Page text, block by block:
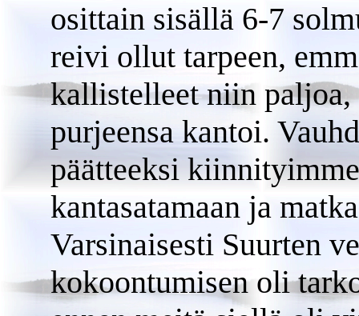
osittain sisällä 6-7
reivi ollut tarpeen,
kallistelleet niin
purjeensa kantoi.
päätteeksi
kantasatamaan ja
Varsinaisesti Suurten
kokoontumisen oli